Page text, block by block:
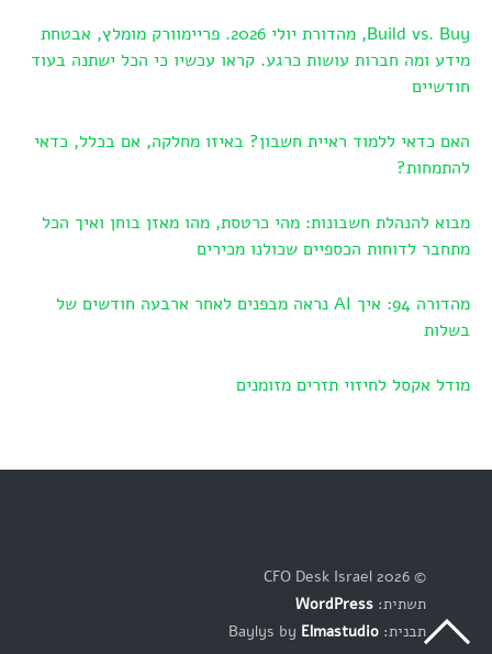
Build vs. Buy, מהדורת יולי 2026. פריימוורק מומלץ, אבטחת
מידע ומה חברות עושות כרגע. קראו עכשיו כי הכל ישתנה בעוד
חודשיים
האם כדאי ללמוד ראיית חשבון? באיזו מחלקה, אם בכלל, כדאי
להתמחות?
מבוא להנהלת חשבונות: מהי כרטסת, מהו מאזן בוחן ואיך הכל
מתחבר לדוחות הכספיים שכולנו מכירים
מהדורה 94: איך AI נראה מבפנים לאחר ארבעה חודשים של
בשלות
מודל אקסל לחיזוי תזרים מזומנים
© 2026 CFO Desk Israel
תשתית: WordPress
תבנית: Baylys by Elmastudio